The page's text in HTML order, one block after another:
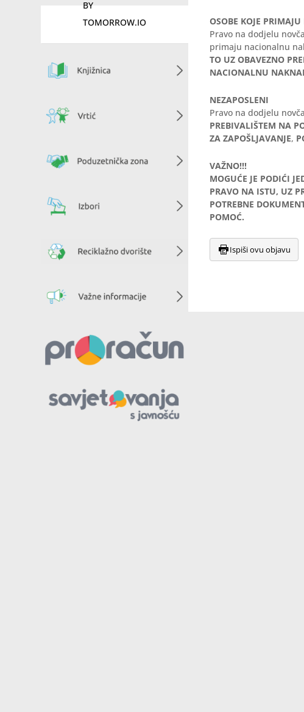
OSOBE KOJE
Pravo na dodjelu
primaju nacionalnu
TO UZ OBAVEZNO
NACIONALNU
NEZAPOSLENI
Pravo na dodjelu
PREBIVALIŠTEM NA
ZA ZAPOŠLJAVANJE,
VAŽNO!!!
MOGUĆE JE PODIĆI
PRAVO NA ISTU, UZ
POTREBNE
POMOĆ.
Ispiši ovu objavu